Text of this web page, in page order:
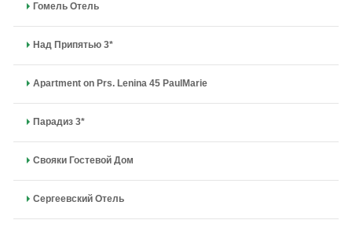
Гомель Отель
Над Припятью 3*
Apartment on Prs. Lenina 45 PaulMarie
Парадиз 3*
Свояки Гостевой Дом
Сергeевский Отель